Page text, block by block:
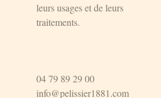
leurs usages et de leurs
traitements.
04 79 89 29 00
info@pelissier1881.com